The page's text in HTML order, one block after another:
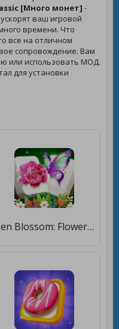
[Много монет] -
ваш игровой
времени. Что
все на отличном
сопровождение. Вам
или использовать МОД.
для установки
Zen Blossom: Flower Tile Match [Мод меню]